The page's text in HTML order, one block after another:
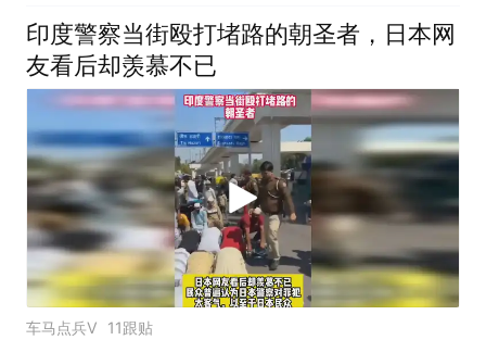
印度警察当街殴打堵路的朝圣者，日本网
友看后却羡慕不已
车马点兵V 11跟贴